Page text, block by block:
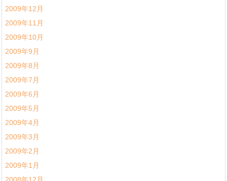
2009年12月
2009年11月
2009年10月
2009年9月
2009年8月
2009年7月
2009年6月
2009年5月
2009年4月
2009年3月
2009年2月
2009年1月
2008年12月